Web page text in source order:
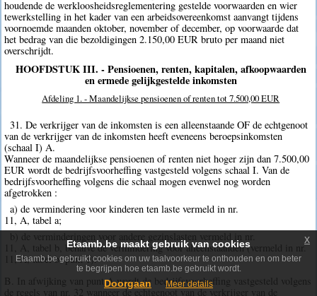
houdende de werkloosheidsreglementering gestelde voorwaarden en wier
tewerkstelling in het kader van een arbeidsovereenkomst aanvangt tijdens
voornoemde maanden oktober, november of december, op voorwaarde dat
het bedrag van die bezoldigingen 2.150,00 EUR bruto per maand niet
overschrijdt.
HOOFDSTUK III. - Pensioenen, renten, kapitalen, afkoopwaarden
en ermede gelijkgestelde inkomsten
Afdeling 1. - Maandelijkse pensioenen of renten tot 7.500,00 EUR
31. De verkrijger van de inkomsten is een alleenstaande OF de echtgenoot
van de verkrijger van de inkomsten heeft eveneens beroepsinkomsten
(schaal I) A.
Wanneer de maandelijkse pensioenen of renten niet hoger zijn dan 7.500,00
EUR wordt de bedrijfsvoorheffing vastgesteld volgens schaal I. Van de
bedrijfsvoorheffing volgens die schaal mogen evenwel nog worden
afgetrokken :
a) de vermindering voor kinderen ten laste vermeld in nr.
11, A, tabel a;
b) de verminderingen voor andere gezinslasten vermeld in nr.
11, A, tabel b, behalve de vermindering voor alleenstaanden (vermeld in nr.
11, A, tabel b, punt 1).
B. In afwijking van punt A wordt de bedrijfsvoorheffing vastgesteld volgens
de regels van nr. 32 wanneer de echtgenoot van de verkrijger van de
Etaamb.be maakt gebruik van cookies
Etaamb.be gebruikt cookies om uw taalvoorkeur te onthouden en om beter
te begrijpen hoe etaamb.be gebruikt wordt.
Doorgaan Meer details
x